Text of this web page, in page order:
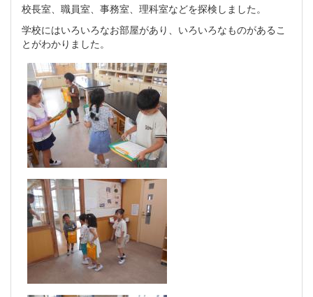
校長室、職員室、事務室、理科室などを探検しました。
学校にはいろいろなお部屋があり、いろいろなものがあるこ
とがわかりました。